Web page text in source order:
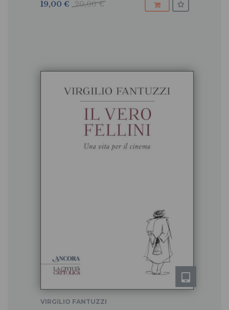
20,00 €
19,00 €
VIRGILIO FANTUZZI